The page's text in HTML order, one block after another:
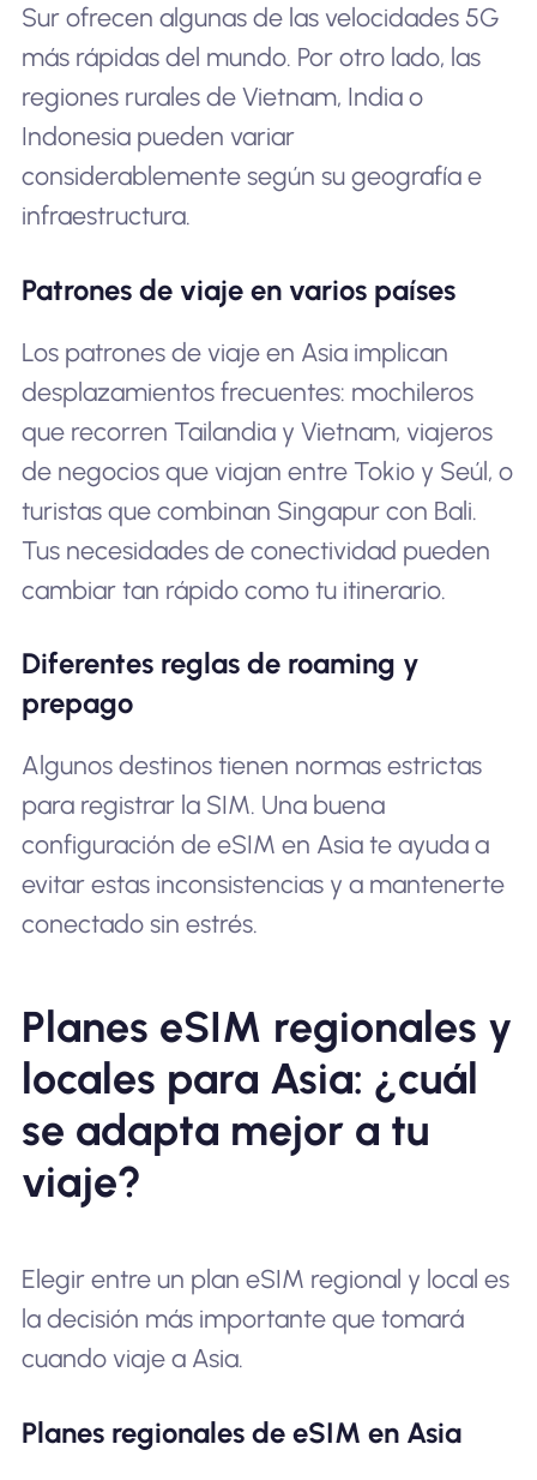
Sur ofrecen algunas de las velocidades 5G
más rápidas del mundo. Por otro lado, las
regiones rurales de Vietnam, India o
Indonesia pueden variar
considerablemente según su geografía e
infraestructura.
Patrones de viaje en varios países
Los patrones de viaje en Asia implican
desplazamientos frecuentes: mochileros
que recorren Tailandia y Vietnam, viajeros
de negocios que viajan entre Tokio y Seúl, o
turistas que combinan Singapur con Bali.
Tus necesidades de conectividad pueden
cambiar tan rápido como tu itinerario.
Diferentes reglas de roaming y
prepago
Algunos destinos tienen normas estrictas
para registrar la SIM. Una buena
configuración de eSIM en Asia te ayuda a
evitar estas inconsistencias y a mantenerte
conectado sin estrés.
Planes eSIM regionales y
locales para Asia: ¿cuál
se adapta mejor a tu
viaje?
Elegir entre un plan eSIM regional y local es
la decisión más importante que tomará
cuando viaje a Asia.
Planes regionales de eSIM en Asia